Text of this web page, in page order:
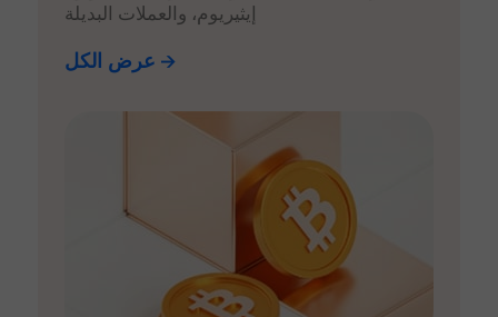
إيثيريوم، والعملات البديلة
عرض الكل